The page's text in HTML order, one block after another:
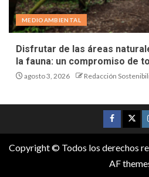
MEDIOAMBIENTAL
Disfrutar de las áreas
la fauna: un compromiso de
agosto 3, 2026 Redacción
Copyright © Todos los derechos
AF